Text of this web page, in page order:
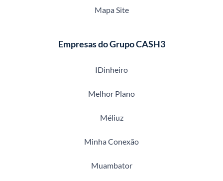
Mapa Site
Empresas do Grupo CASH3
IDinheiro
Melhor Plano
Méliuz
Minha Conexão
Muambator